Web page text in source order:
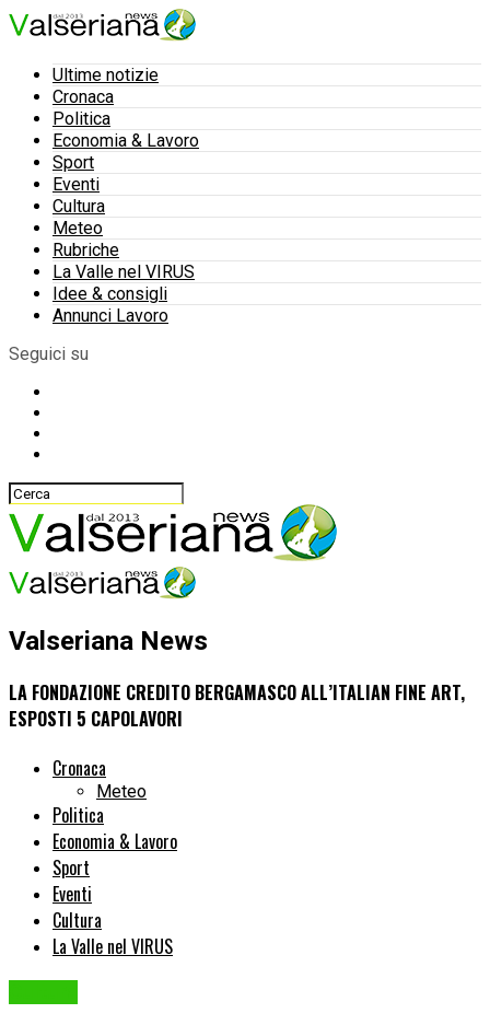
Ultime notizie
Cronaca
Politica
Economia & Lavoro
Sport
Eventi
Cultura
Meteo
Rubriche
La Valle nel VIRUS
Idee & consigli
Annunci Lavoro
Seguici su
Valseriana News
LA FONDAZIONE CREDITO BERGAMASCO ALL’ITALIAN FINE ART,
ESPOSTI 5 CAPOLAVORI
Cronaca
Meteo
Politica
Economia & Lavoro
Sport
Eventi
Cultura
La Valle nel VIRUS